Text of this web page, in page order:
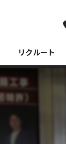
リクルート